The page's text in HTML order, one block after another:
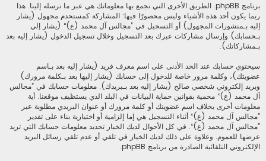
برنامج phpBB. الطريق الأخرى التي نجمع بها معلوماتك هي عبر ما ترسله إلينا. هذا
ربما يكون أحد هذه الأشياء وليس محصورًا فيها: المشاركة كمستحدم مجهول (يشار
إليه بـمنشورات المجهول) أو التسجيل في ”مجالس آل محمد (ع)“ (يشار إلي
بـحسابك) وإرسال مشاركات عبرك بعد التسجيل وخلال تسجيل الدخول (يشار إليه بعد
بـمشاركاتك).
سيحتوي حسابك عند الحد الأدنى على اسم معرف فريد (يشار إليه بعد بـاسم
عضويتك)، وكلمة مرور خاصة للدخول إلى حسابك (يشار إليها بعد بـكلمة مرورك)
وبريد إلكتروني شخصي صالح (يشار إليه بعد بـبريدك). معلومات حسابك في ”مجالس
آل محمد (ع)“ محمية بقوانين حماية البيانات في البلد الذي يستظيف موقعنا. أية
معلومات أخرى بخلاف اسم عضويتك أو كلمة مرورك أو عنوان البريدي مطلوبة عبر
”مجالس آل محمد (ع)“ أثناء التسجيل هي إما إلزامية أو اختيارية بناء على تقدير
”مجالس آل محمد (ع)“. في كل الأحوال لديك الخيار تحديد معلومات حسابك التي تريد
عرضها للعموم. وعلاوة على ذلك لديك الخيار في تلقي أو عدم تلقي رسائل البريد
الإلكتروني التلقائية الصادرة من برنامج phpBB.